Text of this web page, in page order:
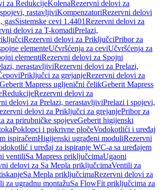
za RedukcijeKolenaRezervni delovi za
rastavljiviKompenzatoriRezervni delovi
gasSistemske cevi 1.4401Rezervni delovi za
delovi za T-komadiPrelazi,
Rezervni delovi za PriključciPribor za
elementeUčvršćenja za ceviUčvršćenja za
elementiRezervni delovi za Spojni
nerastavljiviRezervni delovi za Prelazi,
Priključci za grejanjeRezervni delovi za
Geberit Mapress ugljenični čelikGeberit Mapress
RedukcijeRezervni delovi za
delovi za Prelazi, nerastavljiviPrelazi i spojevi,
delovi za Priključci za grejanjePribor za
za prirubničke spojeveGeberit higijenski
Poklopci i pokrivne pločeVodokotlići i uređaj
ispiračemHigijenski ugrađeni moduliRezervni
i uređaj za ispiranje WC-a sa uređajem
ventiliSa Mapress priključcimaUgaoni
delovi za Sa Mepla priključcimaVentili za
Sa Mepla priključcimaRezervni delovi za
za ugradnu montažuSa FlowFit priključcima za